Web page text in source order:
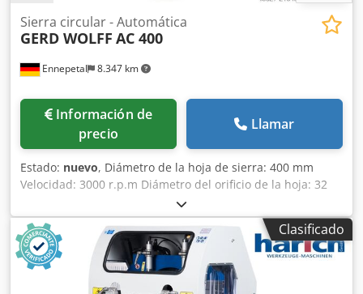
Ennepetal 8.347 km
Sierra circular - Automática
GERD WOLFF AC 400
Información de
precio
Llamar
Estado: nuevo, Diámetro de la hoja de sierra: 400 mm
Velocidad: 3000 r.p.m Diámetro del orificio de la hoja: 32
mm Ancho de la hoja de sierra: 4 mm Control: NC
Requisito total de potencia: 1,5-2 kW Peso de la máquina:
aprox. 162 kg Dimensiones de espacio necesarias: aprox.
740 x 780 x 1350 mm La Gerd Wolff AC 400 es una máquina
automática para cortar aluminio que, bajo nuestra marca
de distribución "GERD WOLLF Maschinenfabrik", es
Clasificado